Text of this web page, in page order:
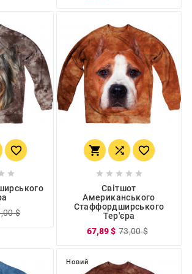


$
  
    
Світшот
Американського
Стаффордширського
Тер'єра
67,89 $ 73,00 $
Новий